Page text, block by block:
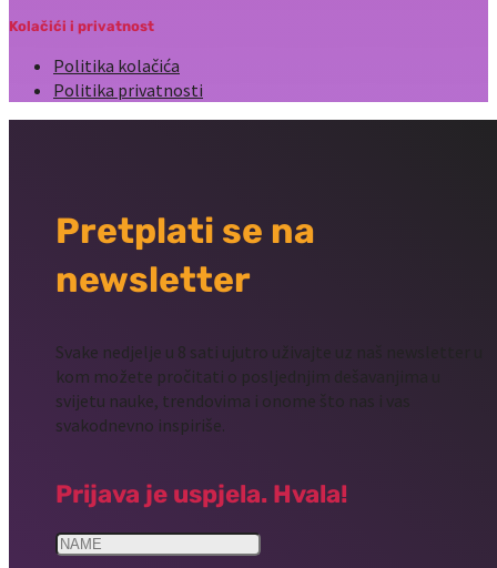
Kolačići i privatnost
Politika kolačića
Politika privatnosti
Pretplati se na
newsletter
Svake nedjelje u 8 sati ujutro uživajte uz naš newsletter u
kom možete pročitati o posljednjim dešavanjima u
svijetu nauke, trendovima i onome što nas i vas
svakodnevno inspiriše.
Prijava je uspjela. Hvala!